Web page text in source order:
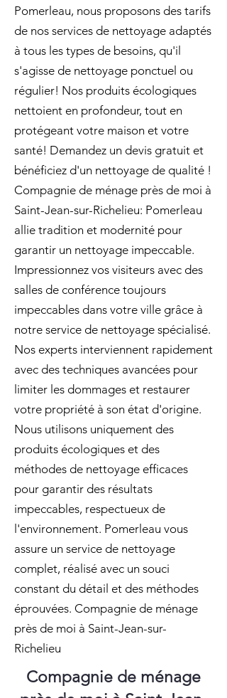
Pomerleau, nous proposons des tarifs
de nos services de nettoyage adaptés
à tous les types de besoins, qu'il
s'agisse de nettoyage ponctuel ou
régulier! Nos produits écologiques
nettoient en profondeur, tout en
protégeant votre maison et votre
santé! Demandez un devis gratuit et
bénéficiez d'un nettoyage de qualité !
Compagnie de ménage près de moi à
Saint-Jean-sur-Richelieu: Pomerleau
allie tradition et modernité pour
garantir un nettoyage impeccable.
Impressionnez vos visiteurs avec des
salles de conférence toujours
impeccables dans votre ville grâce à
notre service de nettoyage spécialisé.
Nos experts interviennent rapidement
avec des techniques avancées pour
limiter les dommages et restaurer
votre propriété à son état d'origine.
Nous utilisons uniquement des
produits écologiques et des
méthodes de nettoyage efficaces
pour garantir des résultats
impeccables, respectueux de
l'environnement. Pomerleau vous
assure un service de nettoyage
complet, réalisé avec un souci
constant du détail et des méthodes
éprouvées. Compagnie de ménage
près de moi à Saint-Jean-sur-
Richelieu
Compagnie de ménage